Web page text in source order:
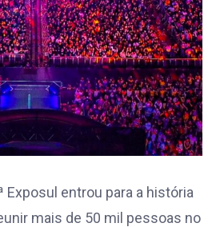
Exposul entrou para a história
mais de 50 mil pessoas no